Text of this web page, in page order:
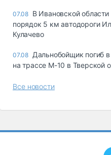
07.08 В Ивановской
порядок 5 км автодороги
Кулачево
07.08 Дальнобойщик погиб
на трассе М-10 в Тверской
Все новости